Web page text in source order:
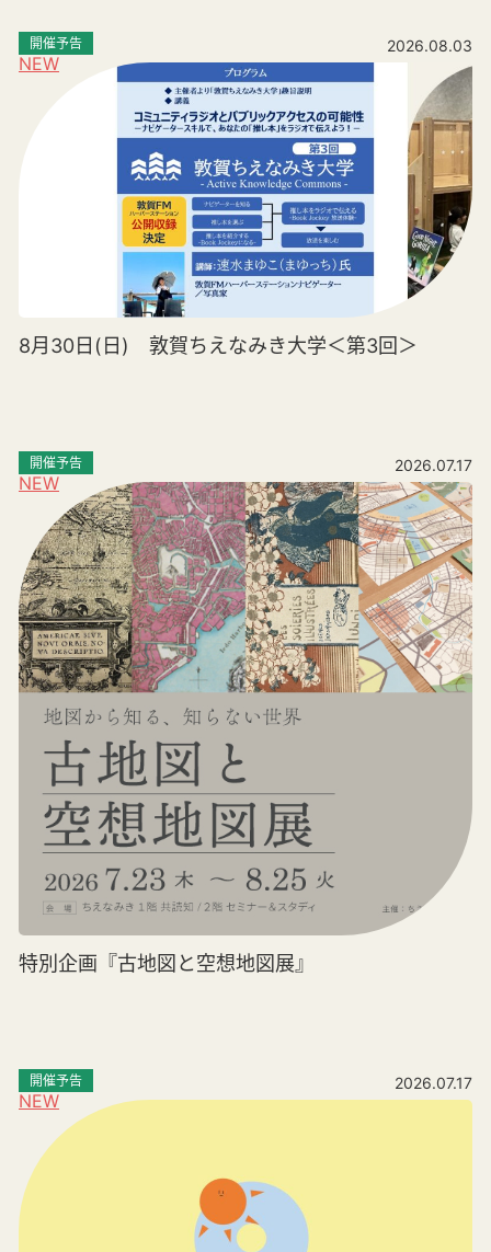
NEW
開催予告 2026.08.03
8月30日(日) 敦賀ちえなみき大学＜第3回＞
NEW
開催予告 2026.07.17
特別企画『古地図と空想地図展』
NEW
開催予告 2026.07.17